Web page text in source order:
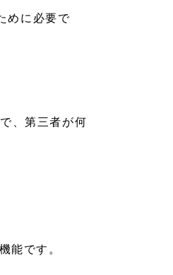
めに必要で
、第三者が何
能です。